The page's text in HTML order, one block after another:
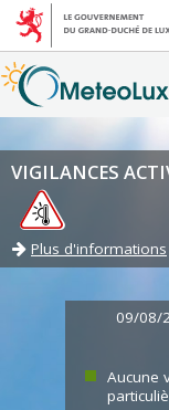
VIGILANCES
Plus d'informations
09/08/
Aucune